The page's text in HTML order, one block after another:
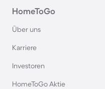
HomeToGo
Über uns
Karriere
Investoren
HomeToGo Aktie